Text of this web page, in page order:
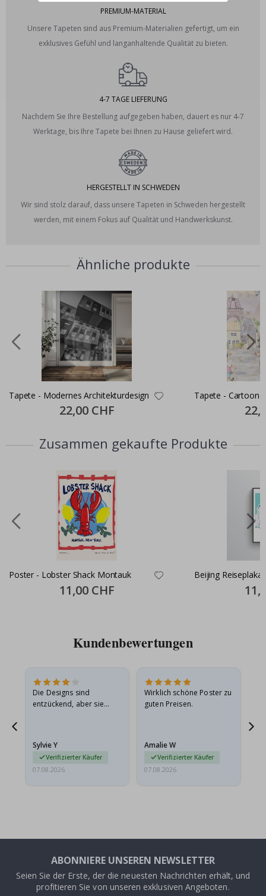
PREMIUM-MATERIAL
Unsere Tapeten sind aus Premium-Materialien gefertigt, um ein
exklusives Gefühl und langanhaltende Qualität zu bieten.
4-7 TAGE LIEFERUNG
Nachdem Sie Ihre Bestellung aufgegeben haben, dauert es nur 4-7
Werktage, bis Ihre Tapete bei Ihnen zu Hause geliefert wird.
HERGESTELLT IN SCHWEDEN
Wir sind stolz darauf, dass unsere Tapeten in Schweden hergestellt
werden, mit einem Fokus auf Qualität und Handwerkskunst.
Ähnliche produkte
Tapete - Modernes Architekturdesign
Special
Price
22,00 CHF
Tapete - Cartoon
Price
Zusammen gekaufte Produkte
Poster - Lobster Shack Montauk
Special
Price
11,00 CHF
Beijing Reiseplakat
Price
Kundenbewertungen
Die Designs sind
entzückend, aber sie
sie…
Sylvie Y
Verifizierter Käufer
07.08.2026
Wirklich schöne Poster zu
guten Preisen.
Amalie W
Verifizierter Käufer
07.08.2026
ABONNIERE UNSEREN NEWSLETTER
Seien Sie der Erste, der die neuesten Nachrichten erhält, und
profitieren Sie von unseren exklusiven Angeboten.